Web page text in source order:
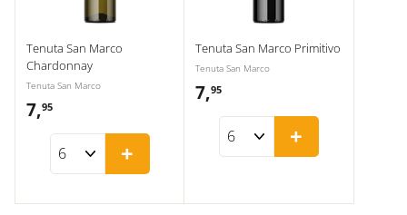
Tenuta San Marco
Chardonnay
Tenuta San Marco
7,95
,
9
+
Tenuta San Marco Primitivo
Tenuta San Marco
7,957
,
9
+